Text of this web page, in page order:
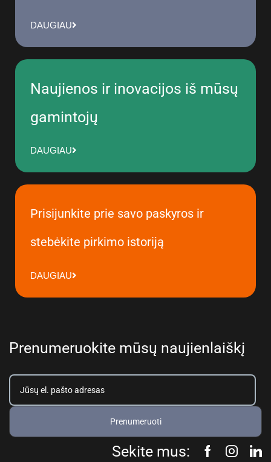
DAUGIAU
Naujienos ir inovacijos iš mūsų
gamintojų
DAUGIAU
Prisijunkite prie savo paskyros ir
stebėkite pirkimo istoriją
DAUGIAU
Prenumeruokite mūsų naujienlaiškį
Prenumeruoti
Sekite mus: